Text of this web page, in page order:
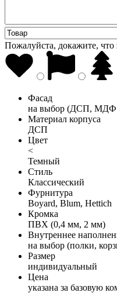
Пожалуйста, докажите,
Фасад
на выбор (ДСП,
Материал корпуса
ДСП
Цвет
<
Темный
Стиль
Классический
Фурнитура
Boyard, Blum, Hettich
Кромка
ПВХ (0,4 мм, 2 мм)
Внутреннее
на выбор (полки,
Размер
индивидуальный
Цена
указана за базовую